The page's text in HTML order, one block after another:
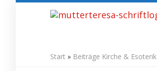
Start » Beiträge Kirche & Esoterik